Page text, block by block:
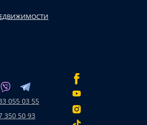
055 03 55
350 50 93